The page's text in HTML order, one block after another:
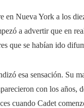
en Nueva York a los
a advertir que en
que se habían ido
esa sensación. Su
con los años,
cuando Cadet